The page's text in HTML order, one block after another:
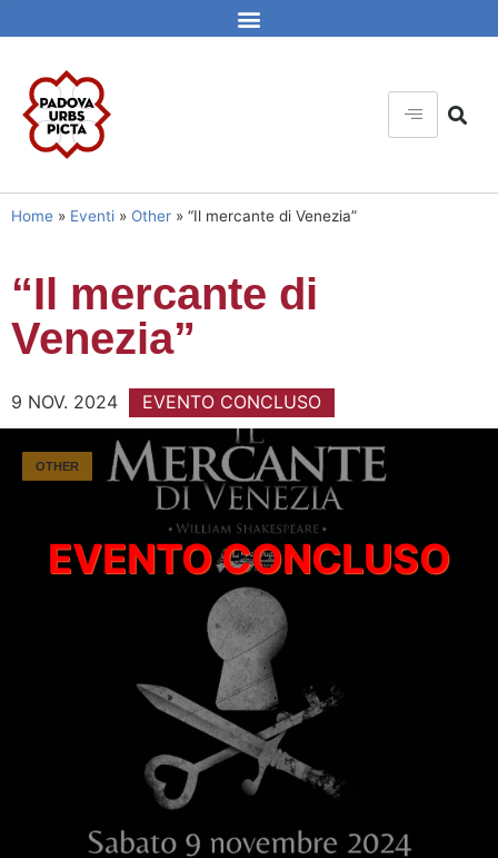
Home » Eventi » Other » “Il mercante di Venezia”
“Il mercante di
Venezia”
9 NOV. 2024 EVENTO CONCLUSO
OTHER